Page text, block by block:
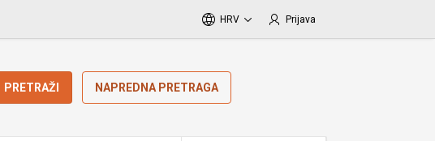
HRV Prijava
PRETRAŽI NAPREDNA PRETRAGA